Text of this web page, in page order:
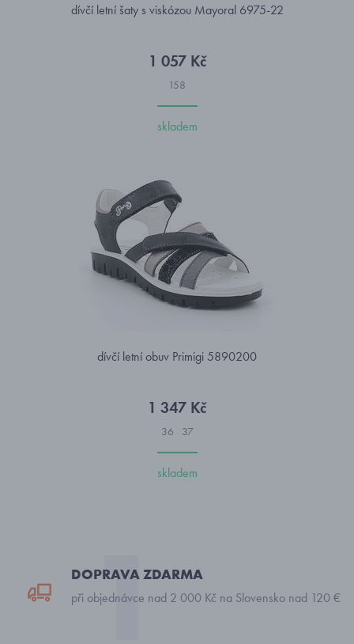
dívčí letní šaty s viskózou Mayoral 6975-22
1 057 Kč
158
skladem
dívčí letní obuv Primigi 5890200
1 347 Kč
36 37
skladem
DOPRAVA ZDARMA
při objednávce nad 2 000 Kč na Slovensko nad 120 €